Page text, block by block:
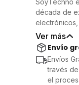
horas de
con solo un
Ajuste y
uso
Diseño
tanto
década de
calidad y
(City Market,
Ver más
Envío
Envíos
través
el